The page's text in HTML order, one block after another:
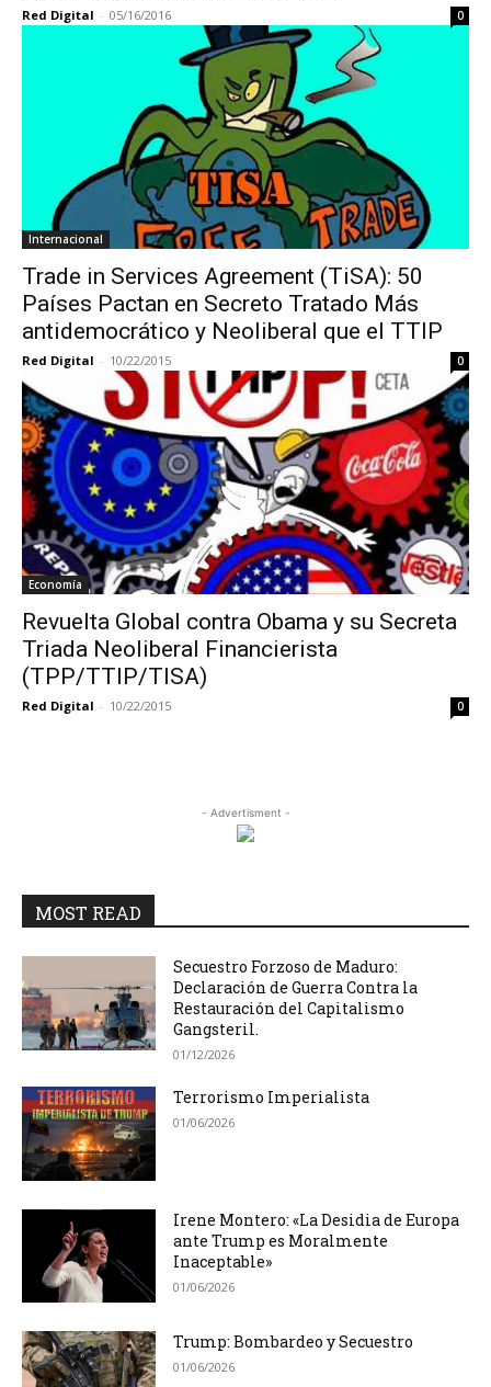
Red Digital - 05/16/2016 0
Internacional
Trade in Services Agreement (TiSA): 50
Países Pactan en Secreto Tratado Más
antidemocrático y Neoliberal que el TTIP
Red Digital - 10/22/2015 0
Economía
Revuelta Global contra Obama y su Secreta
Triada Neoliberal Financierista
(TPP/TTIP/TISA)
Red Digital - 10/22/2015 0
- Advertisment -
MOST READ
Secuestro Forzoso de Maduro:
Declaración de Guerra Contra la
Restauración del Capitalismo
Gangsteril.
01/12/2026
Terrorismo Imperialista
01/06/2026
Irene Montero: «La Desidia de Europa
ante Trump es Moralmente
Inaceptable»
01/06/2026
Trump: Bombardeo y Secuestro
01/06/2026